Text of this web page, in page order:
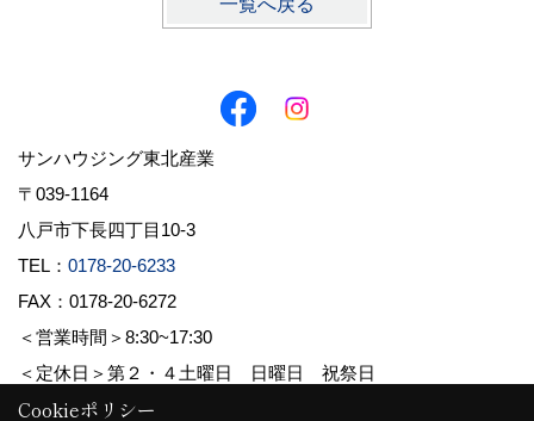
サンハウジング東北産業
〒039-1164
八戸市下長四丁目10-3
TEL： 0178-20-6233
FAX：0178-20-6272
＜営業時間＞8:30~17:30
＜定休日＞第２・４土曜日 日曜日 祝祭日
Cookieポリシー